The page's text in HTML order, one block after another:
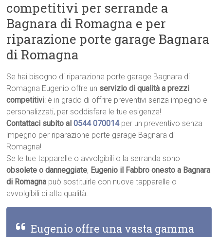
competitivi per serrande a
Bagnara di Romagna e per
riparazione porte garage Bagnara
di Romagna
Se hai bisogno di riparazione porte garage Bagnara di
Romagna Eugenio offre un servizio di qualità a prezzi
competitivi: è in grado di offrire preventivi senza impegno e
personalizzati, per soddisfare le tue esigenze!
Contattaci subito al0544 070014 per un preventivo senza
impegno per riparazione porte garage Bagnara di
Romagna!
Se le tue tapparelle o avvolgibili o la serranda sono
obsolete o danneggiate, Eugenio il Fabbro onesto a Bagnara
di Romagna può sostituirle con nuove tapparelle o
avvolgibili di alta qualità.
Eugenio offre una vasta gamma